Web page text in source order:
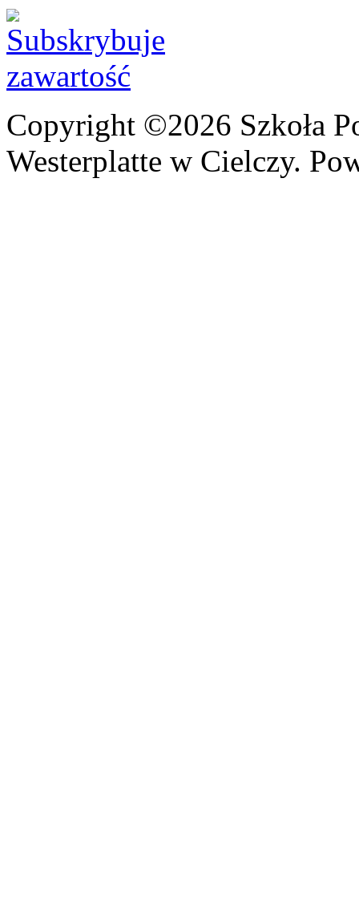
Copyright ©2026 Szkoła
Westerplatte w Cielczy.